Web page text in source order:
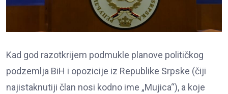
Kad god razotkrijem podmukle planove političkog
podzemlja BiH i opozicije iz Republike Srpske (čiji
najistaknutiji član nosi kodno ime „Mujica“), a koje